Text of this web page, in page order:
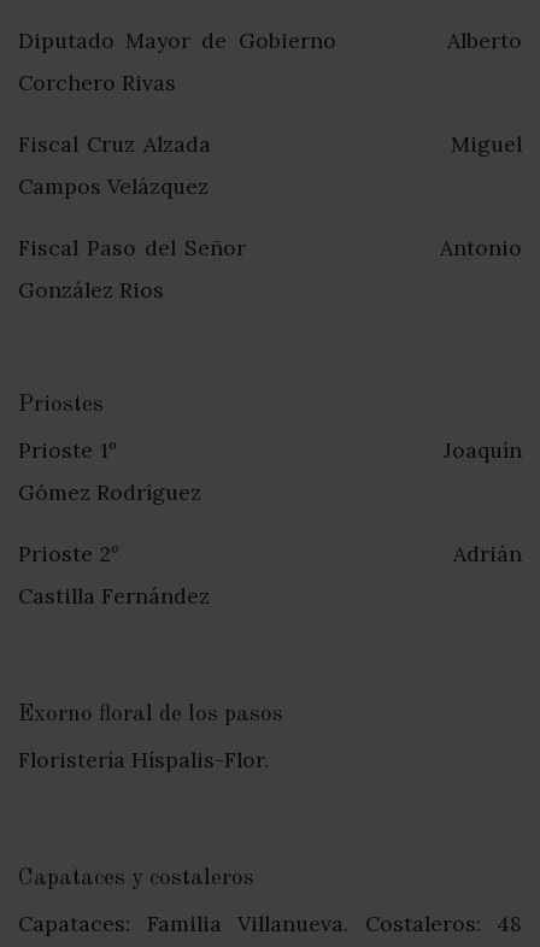
Diputado Mayor de Gobierno Alberto
Corchero Rivas
Fiscal Cruz Alzada Miguel
Campos Velázquez
Fiscal Paso del Señor Antonio
González Rios
Priostes
Prioste 1º Joaquín
Gómez Rodríguez
Prioste 2º Adrián
Castilla Fernández
Exorno floral de los pasos
Floristería Híspalis-Flor.
Capataces y costaleros
Capataces: Familia Villanueva. Costaleros: 48